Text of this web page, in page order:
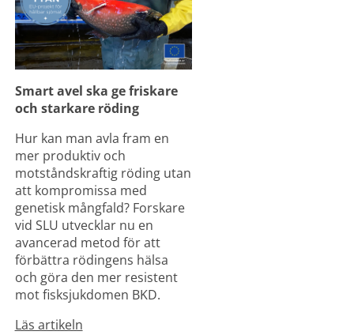
Smart avel ska ge friskare
och starkare röding
Hur kan man avla fram en
mer produktiv och
motståndskraftig röding utan
att kompromissa med
genetisk mångfald? Forskare
vid SLU utvecklar nu en
avancerad metod för att
förbättra rödingens hälsa
och göra den mer resistent
mot fisksjukdomen BKD.
Läs artikeln